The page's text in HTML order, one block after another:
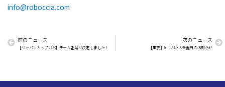
info@roboccia.com
前のニュース
【ジャパンカップ2023】チーム番号が決定しました！
次のニュース
【重要】RJC2023大会当日のお知らせ